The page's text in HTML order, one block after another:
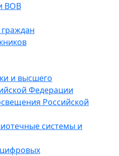
ВОВ
и высшего
Федерации
Российской
системы и